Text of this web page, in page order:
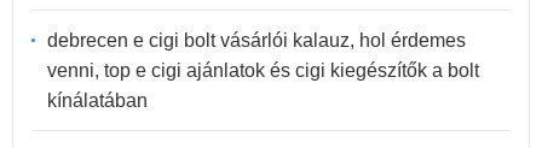
debrecen e cigi bolt vásárlói kalauz, hol érdemes
venni, top e cigi ajánlatok és cigi kiegészítők a bolt
kínálatában